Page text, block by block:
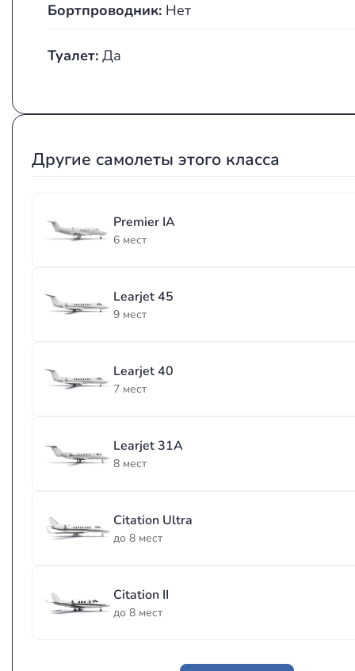
Бортпроводник: Нет
Туалет: Да
Другие самолеты этого класса
Premier IA
6 мест
Learjet 45
9 мест
Learjet 40
7 мест
Learjet 31A
8 мест
Citation Ultra
до 8 мест
Citation II
до 8 мест